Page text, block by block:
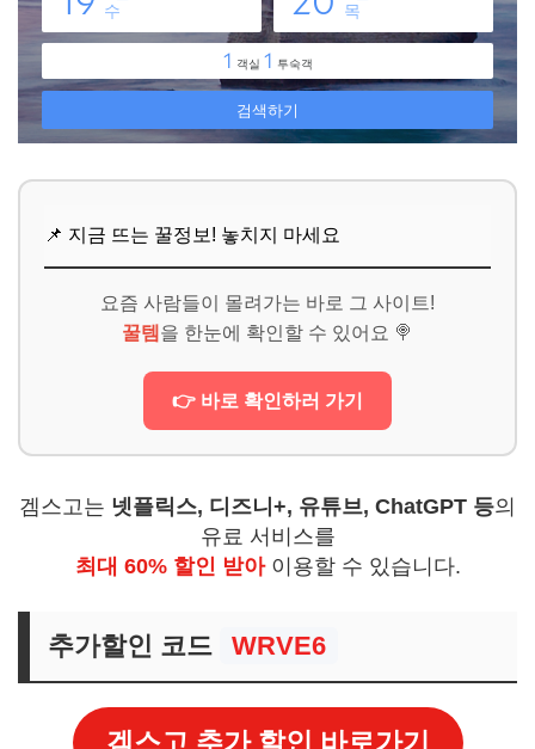
📌 지금 뜨는 꿀정보! 놓치지 마세요
요즘 사람들이 몰려가는 바로 그 사이트!
꿀템 을 한눈에 확인할 수 있어요 🍭
👉 바로 확인하러 가기
겜스고는 넷플릭스, 디즈니+, 유튜브, ChatGPT 등의
유료 서비스를
최대 60% 할인 받아이용할 수 있습니다.
추가할인 코드 WRVE6
겜스고 추가 할인 바로가기